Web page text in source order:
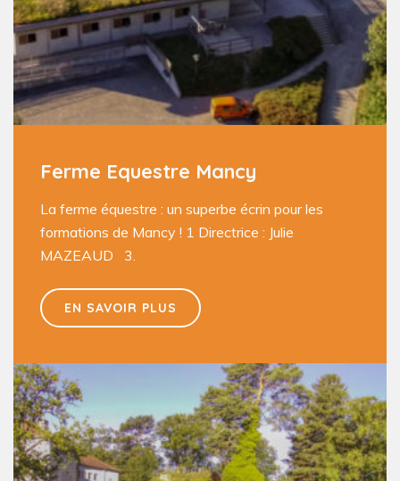
Ferme Equestre Mancy
La ferme équestre : un superbe écrin pour les
formations de Mancy ! 1 Directrice : Julie
MAZEAUD 3.
EN SAVOIR PLUS